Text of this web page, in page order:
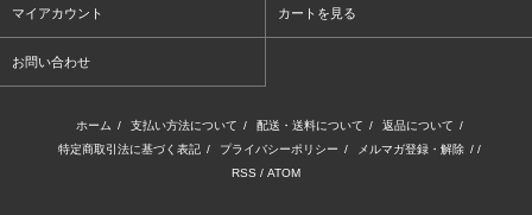
マイアカウント カートを見る
お問い合わせ
ホーム / 支払い方法について / 配送・送料について / 返品について /
特定商取引法に基づく表記 / プライバシーポリシー / メルマガ登録・解除 / /
RSS / ATOM